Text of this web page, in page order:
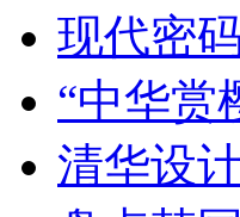
现代密
“中华赏
清华设